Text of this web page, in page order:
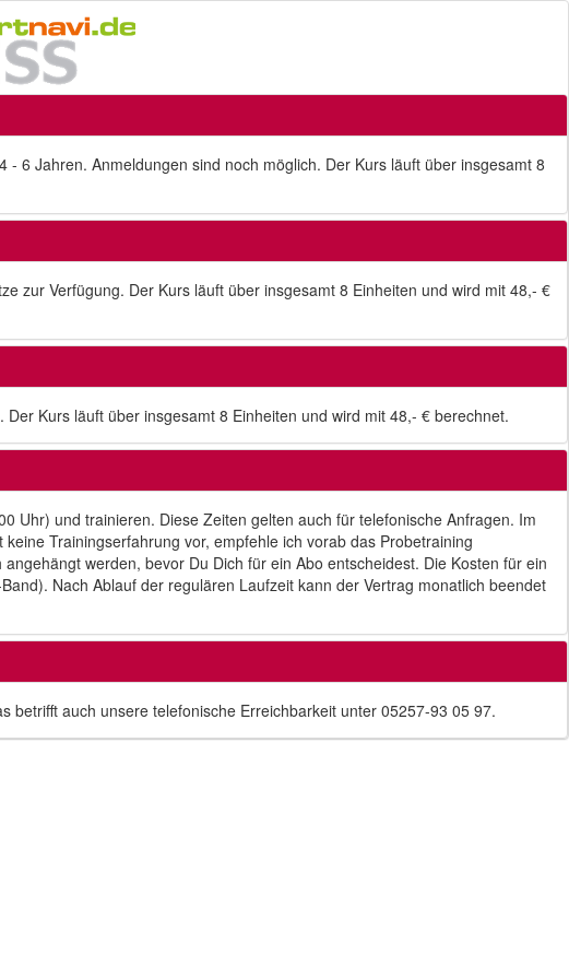
6 Jahren. Anmeldungen sind noch möglich. Der Kurs läuft über insgesamt 8
zur Verfügung. Der Kurs läuft über insgesamt 8 Einheiten und wird mit 48,- €
Kurs läuft über insgesamt 8 Einheiten und wird mit 48,- € berechnet.
Uhr) und trainieren. Diese Zeiten gelten auch für telefonische Anfragen. Im
Trainingserfahrung vor, empfehle ich vorab das Probetraining
werden, bevor Du Dich für ein Abo entscheidest. Die Kosten für ein
Nach Ablauf der regulären Laufzeit kann der Vertrag monatlich beendet
betrifft auch unsere telefonische Erreichbarkeit unter 05257-93 05 97.